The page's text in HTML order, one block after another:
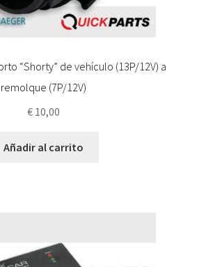
“Shorty” de vehículo (13P/12V) a
remolque (7P/12V)
€10,00
Añadir al carrito